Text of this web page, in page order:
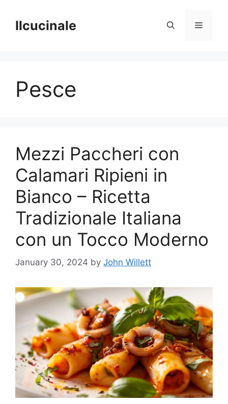
contentIlcucinale Menu
Pesce
Mezzi Paccheri con
Calamari Ripieni in
Bianco – Ricetta
Tradizionale Italiana
con un Tocco Moderno
January 30, 2024 by John Willett